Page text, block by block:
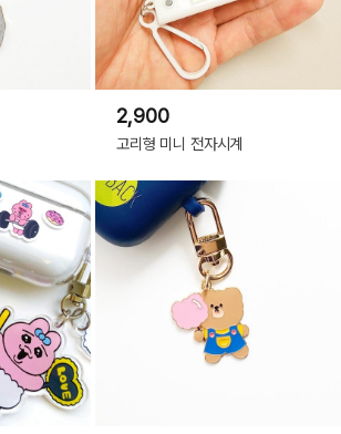
2,900
고리형 미니 전자시계